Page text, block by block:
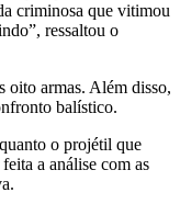
criminosa que vitimou
ressaltou o
oito armas. Além disso,
balístico.
o projétil que
a análise com as